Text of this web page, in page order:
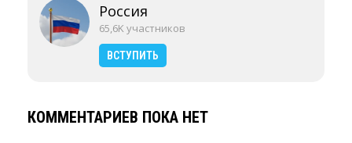
Россия
65,6K участников
ВСТУПИТЬ
КОММЕНТАРИЕВ ПОКА НЕТ